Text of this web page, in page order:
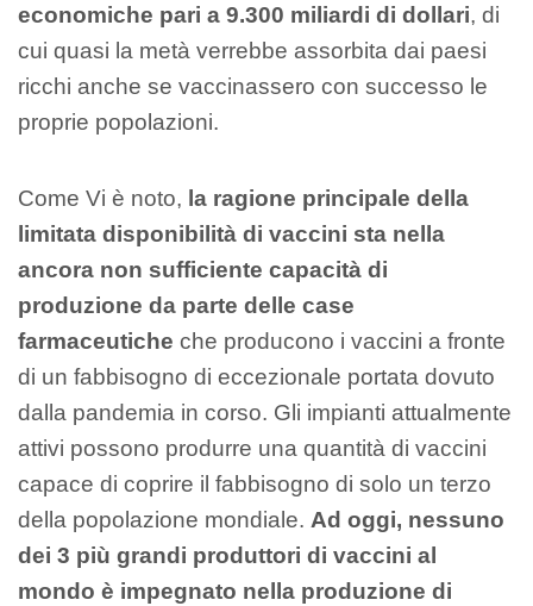
economiche pari a 9.300 miliardi di dollari, di
cui quasi la metà verrebbe assorbita dai paesi
ricchi anche se vaccinassero con successo le
proprie popolazioni.
Come Vi è noto, la ragione principale della
limitata disponibilità di vaccini sta nella
ancora non sufficiente capacità di
produzione da parte delle case
farmaceutiche che producono i vaccini a fronte
di un fabbisogno di eccezionale portata dovuto
dalla pandemia in corso. Gli impianti attualmente
attivi possono produrre una quantità di vaccini
capace di coprire il fabbisogno di solo un terzo
della popolazione mondiale. Ad oggi, nessuno
dei 3 più grandi produttori di vaccini al
mondo è impegnato nella produzione di